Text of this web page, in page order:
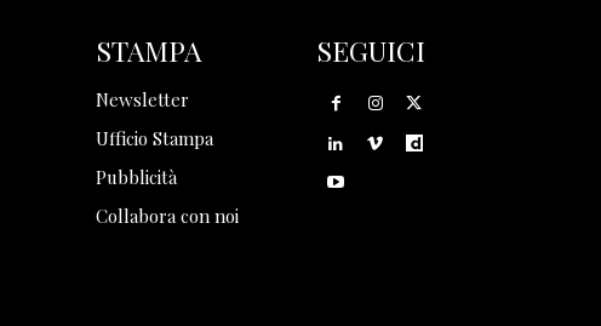
STAMPA
Newsletter
Ufficio Stampa
Pubblicità
Collabora con noi
SEGUICI